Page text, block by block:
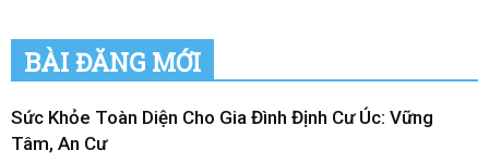
BÀI ĐĂNG MỚI
Sức Khỏe Toàn Diện Cho Gia Đình Định Cư Úc: Vững
Tâm, An Cư